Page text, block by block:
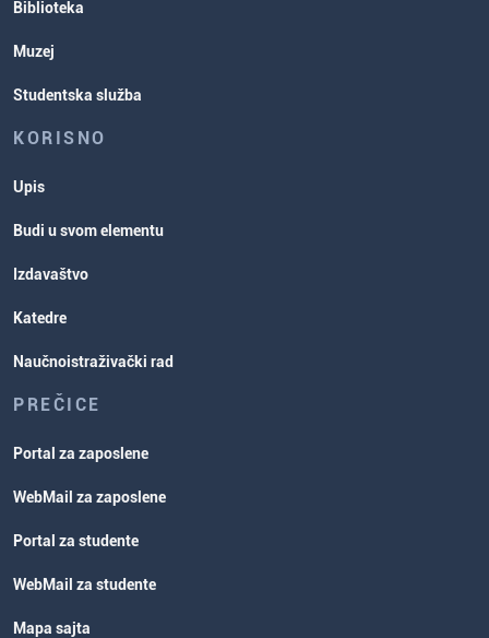
Biblioteka
Muzej
Studentska služba
KORISNO
Upis
Budi u svom elementu
Izdavaštvo
Katedre
Naučnoistraživački rad
PREČICE
Portal za zaposlene
WebMail za zaposlene
Portal za studente
WebMail za studente
Mapa sajta